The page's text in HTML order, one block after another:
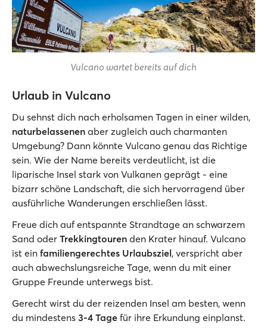
Vulcano wartet bereits auf dich
Urlaub in Vulcano
Du sehnst dich nach erholsamen Tagen in einer wilden,
naturbelassenen aber zugleich auch charmanten
Umgebung? Dann könnte Vulcano genau das Richtige
sein. Wie der Name bereits verdeutlicht, ist die
liparische Insel stark von Vulkanen geprägt - eine
bizarr schöne Landschaft, die sich hervorragend über
ausführliche Wanderungen erschließen lässt.
Freue dich auf entspannte Strandtage an schwarzem
Sand oder Trekkingtouren den Krater hinauf. Vulcano
ist ein familiengerechtes Urlaubsziel, verspricht aber
auch abwechslungsreiche Tage, wenn du mit einer
Gruppe Freunde unterwegs bist.
Gerecht wirst du der reizenden Insel am besten, wenn
du mindestens 3-4 Tage für ihre Erkundung einplanst.